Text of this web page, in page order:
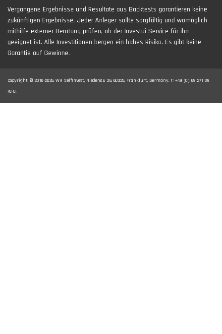
Vergangene Ergebnisse und Resultate aus Backtests garantieren keine
zukünftigen Ergebnisse. Jeder Anleger sollte sorgfältig und womöglich
mithilfe externer Beratung prüfen, ob der Investui Service für ihn
geeignet ist. Alle Investitionen bergen ein hohes Risiko. Es gibt keine
Garantie auf Gewinne.
Copyright © 2018-2026. WH SelfInvest, Niedenau 36, 60325, Frankfurt, Germany. T: +49 (0) 69 271 39
78-0.